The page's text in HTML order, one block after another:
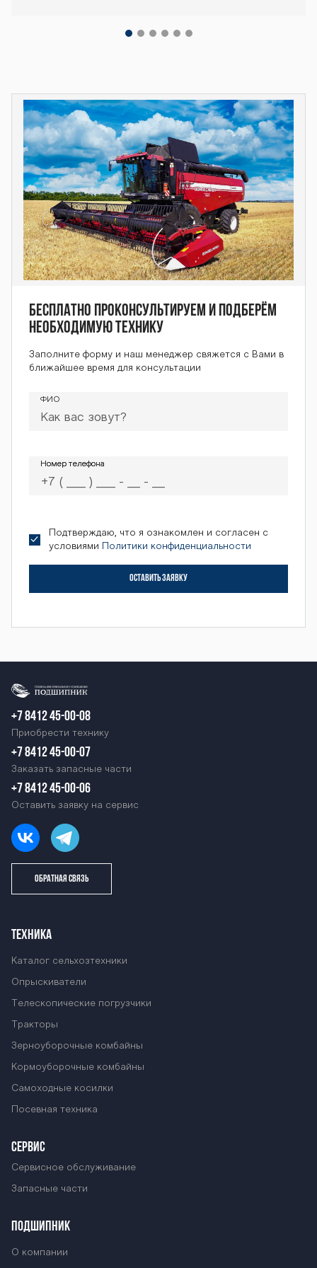
Бесплатно проконсультируем и подберём
необходимую технику
Заполните форму и наш менеджер свяжется с Вами в
ближайшее время для консультации
ФИО
Номер телефона
Номер телефона
Подтверждаю, что я ознакомлен и согласен с
условиями
Политики конфиденциальности
ОСТАВИТЬ ЗАЯВКУ
+7 8412 45-00-08
Приобрести технику
+7 8412 45-00-07
Заказать запасные части
+7 8412 45-00-06
Оставить заявку на сервис
ОБРАТНАЯ СВЯЗЬ
ТЕХНИКА
Каталог сельхозтехники
Опрыскиватели
Телескопические погрузчики
Тракторы
Зерноуборочные комбайны
Кормоуборочные комбайны
Самоходные косилки
Посевная техника
СЕРВИС
Сервисное обслуживание
Запасные части
ПОДШИПНИК
О компании